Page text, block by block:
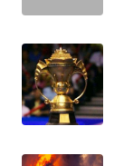
WN
CIANJUR
KEPULAUAN